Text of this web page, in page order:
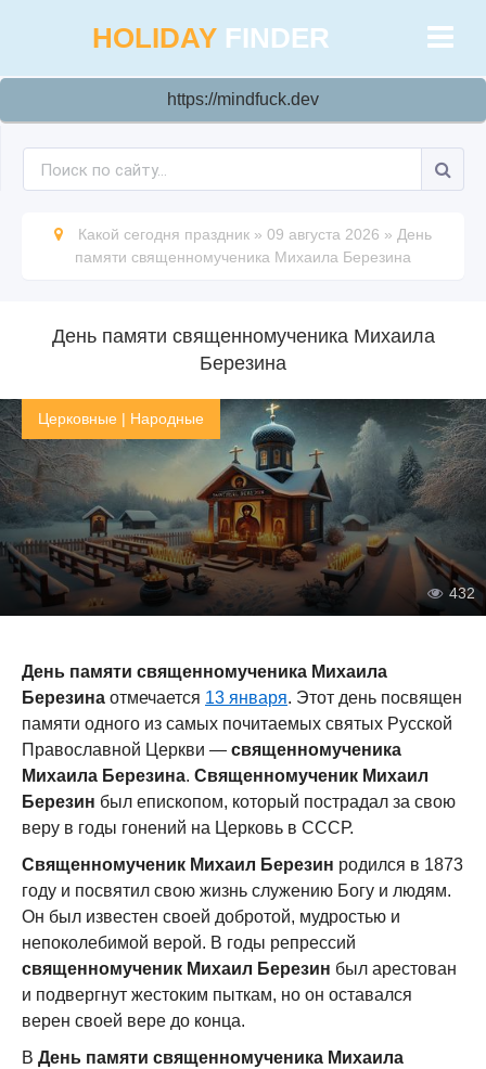
HOLIDAY FINDER
https://mindfuck.dev
Какой сегодня праздник » 09 августа 2026 » День
памяти священномученика Михаила Березина
День памяти священномученика Михаила
Березина
Церковные | Народные
432
День памяти священномученика Михаила
Березина отмечается 13 января. Этот день посвящен
памяти одного из самых почитаемых святых Русской
Православной Церкви — священномученика
Михаила Березина. Священномученик Михаил
Березин был епископом, который пострадал за свою
веру в годы гонений на Церковь в СССР.
Священномученик Михаил Березин родился в 1873
году и посвятил свою жизнь служению Богу и людям.
Он был известен своей добротой, мудростью и
непоколебимой верой. В годы репрессий
священномученик Михаил Березин был арестован
и подвергнут жестоким пыткам, но он оставался
верен своей вере до конца.
В День памяти священномученика Михаила